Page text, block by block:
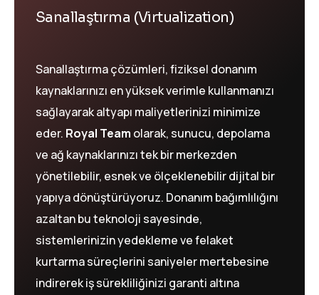
Sanallaştırma (Virtualization)
Sanallaştırma çözümleri, fiziksel donanım
kaynaklarınızı en yüksek verimle kullanmanızı
sağlayarak altyapı maliyetlerinizi minimize
eder. Royal Team olarak, sunucu, depolama
ve ağ kaynaklarınızı tek bir merkezden
yönetilebilir, esnek ve ölçeklenebilir dijital bir
yapıya dönüştürüyoruz. Donanım bağımlılığını
azaltan bu teknoloji sayesinde,
sistemlerinizin yedekleme ve felaket
kurtarma süreçlerini saniyeler mertebesine
indirerek iş sürekliliğinizi garanti altına